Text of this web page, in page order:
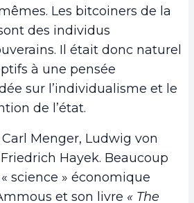
Les bitcoiners de la
des individus
Il était donc naturel
à une pensée
sur l’individualisme et le
de l’état.
Menger, Ludwig von
Hayek. Beaucoup
science » économique
et son livre « The